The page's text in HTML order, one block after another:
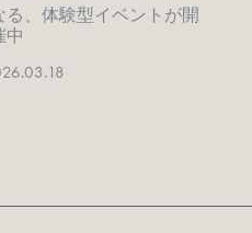
、体験型イベントが開
中